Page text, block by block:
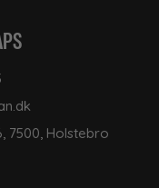
7500, Holstebro